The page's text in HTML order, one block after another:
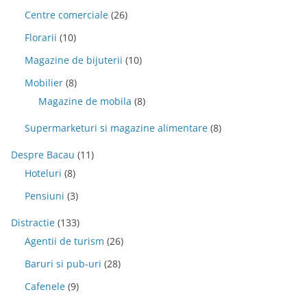
Centre comerciale (26)
Florarii (10)
Magazine de bijuterii (10)
Mobilier (8)
Magazine de mobila (8)
Supermarketuri si magazine alimentare (8)
Despre Bacau (11)
Hoteluri (8)
Pensiuni (3)
Distractie (133)
Agentii de turism (26)
Baruri si pub-uri (28)
Cafenele (9)